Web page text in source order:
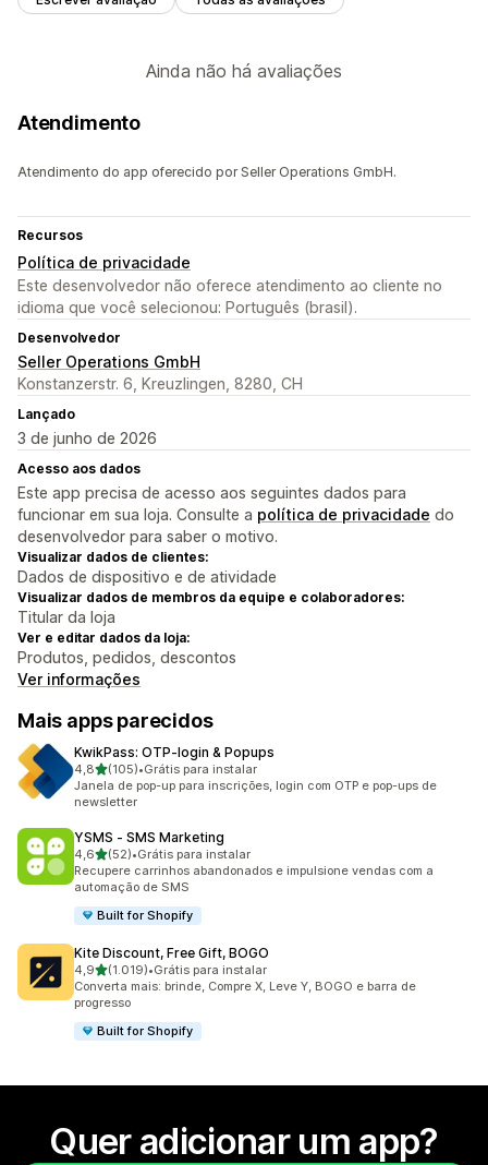
Ainda não há avaliações
Atendimento
Atendimento do app oferecido por Seller Operations GmbH.
Recursos
Política de privacidade
Este desenvolvedor não oferece atendimento ao cliente no
idioma que você selecionou: Português (brasil).
Desenvolvedor
Seller Operations GmbH
Konstanzerstr. 6, Kreuzlingen, 8280, CH
Lançado
3 de junho de 2026
Acesso aos dados
Este app precisa de acesso aos seguintes dados para
funcionar em sua loja. Consulte a política de privacidade do
desenvolvedor para saber o motivo.
Visualizar dados de clientes:
Dados de dispositivo e de atividade
Visualizar dados de membros da equipe e colaboradores:
Titular da loja
Ver e editar dados da loja:
Produtos, pedidos, descontos
Ver informações
Mais apps parecidos
KwikPass: OTP‑login & Popups
4,8de 5 estrelas
(105)
105 avaliações ao todo
•Grátis para instalar
Janela de pop-up para inscrições, login com OTP e pop-ups de
newsletter
YSMS ‑ SMS Marketing
4,6de 5 estrelas
(52)
52 avaliações ao todo
•Grátis para instalar
Recupere carrinhos abandonados e impulsione vendas com a
automação de SMS
Built for Shopify
Kite Discount, Free Gift, BOGO
4,9de 5 estrelas
(1.019)
1019 avaliações ao todo
•Grátis para instalar
Converta mais: brinde, Compre X, Leve Y, BOGO e barra de
progresso
Built for Shopify
Quer adicionar um app?